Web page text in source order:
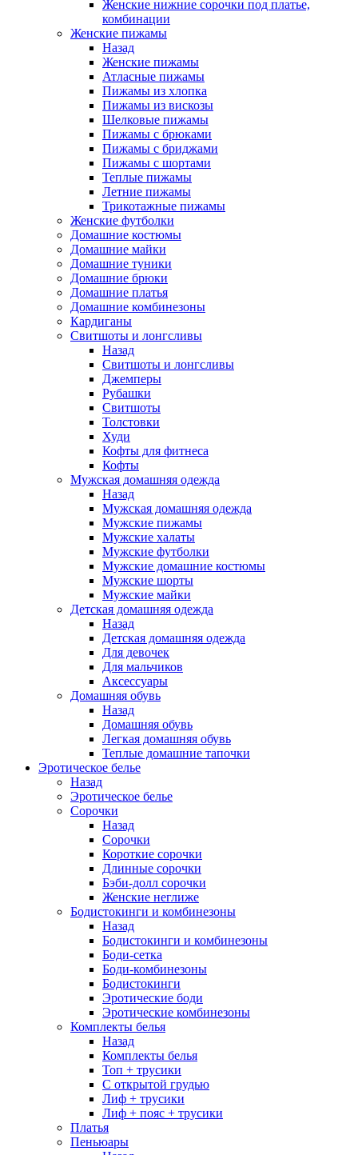
Женские нижние сорочки под платье,
комбинации
Женские пижамы
Назад
Женские пижамы
Атласные пижамы
Пижамы из хлопка
Пижамы из вискозы
Шелковые пижамы
Пижамы с брюками
Пижамы с бриджами
Пижамы с шортами
Теплые пижамы
Летние пижамы
Трикотажные пижамы
Женские футболки
Домашние костюмы
Домашние майки
Домашние туники
Домашние брюки
Домашние платья
Домашние комбинезоны
Кардиганы
Свитшоты и лонгсливы
Назад
Свитшоты и лонгсливы
Джемперы
Рубашки
Свитшоты
Толстовки
Худи
Кофты для фитнеса
Кофты
Мужская домашняя одежда
Назад
Мужская домашняя одежда
Мужские пижамы
Мужские халаты
Мужские футболки
Мужские домашние костюмы
Мужские шорты
Мужские майки
Детская домашняя одежда
Назад
Детская домашняя одежда
Для девочек
Для мальчиков
Аксессуары
Домашняя обувь
Назад
Домашняя обувь
Легкая домашняя обувь
Теплые домашние тапочки
Эротическое белье
Назад
Эротическое белье
Сорочки
Назад
Сорочки
Короткие сорочки
Длинные сорочки
Бэби-долл сорочки
Женские неглиже
Бодистокинги и комбинезоны
Назад
Бодистокинги и комбинезоны
Боди-сетка
Боди-комбинезоны
Бодистокинги
Эротические боди
Эротические комбинезоны
Комплекты белья
Назад
Комплекты белья
Топ + трусики
С открытой грудью
Лиф + трусики
Лиф + пояс + трусики
Платья
Пеньюары